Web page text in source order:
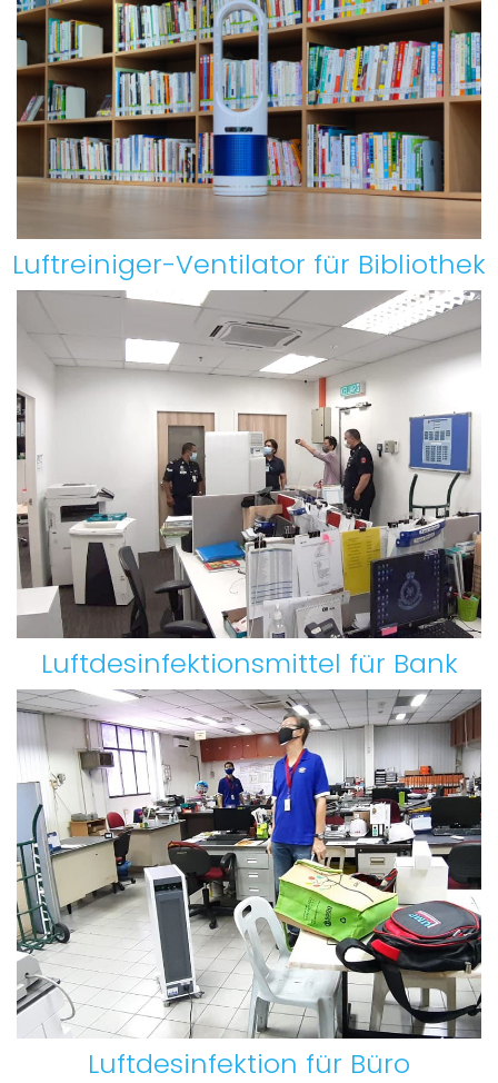
Luftreiniger-Ventilator für Bibliothek
Luftdesinfektionsmittel für Bank
Luftdesinfektion für Büro